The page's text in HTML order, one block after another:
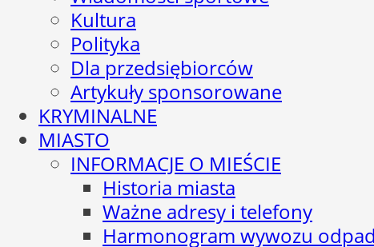
Kultura
Polityka
Dla przedsiębiorców
Artykuły sponsorowane
KRYMINALNE
MIASTO
INFORMACJE O MIEŚCIE
Historia miasta
Ważne adresy i telefony
Harmonogram wywozu